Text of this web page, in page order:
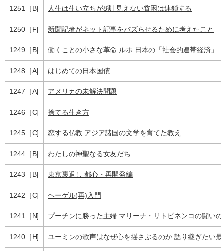
1251［B] 人生は生い立ちが8割 見えない貧困は連鎖する
1250［F] 新聞記者がネット記事をバズらせるために考えたこと
1249［B] 働くことの小さな革命 ルポ 日本の「社会的連帯経済」
1248［A] はじめての日本国債
1247［A] アメリカの未解決問題
1246［C] 捨てる生き方
1245［C] 恋する仏教 アジア諸国の文学を育てた教え
1244［B] わたしの神聖なる女友だち
1243［B] 東京裏返し 都心・再開発編
1242［C] ヘーゲル(再)入門
1241［N] プーチンに勝った主婦 マリーナ・リトビネンコの闘い
1240［H] ユーミンの歌声はなぜ心を揺さぶるのか 語り継ぎたい